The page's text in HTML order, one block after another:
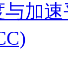
加